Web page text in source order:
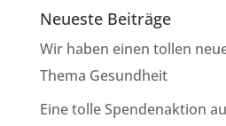
Neueste Beiträge
Wir haben einen tollen
Thema Gesundheit
Eine tolle Spendenaktion